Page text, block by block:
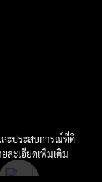
ละประสบการณ์ที่ดี
ละเอียดเพิ่มเติม